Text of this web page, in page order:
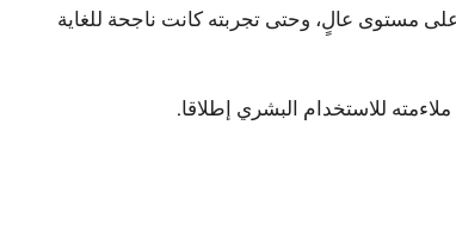
مستوى عالٍ، وحتى تجربته كانت ناجحة للغاية
للاستخدام البشري إطلاقا.